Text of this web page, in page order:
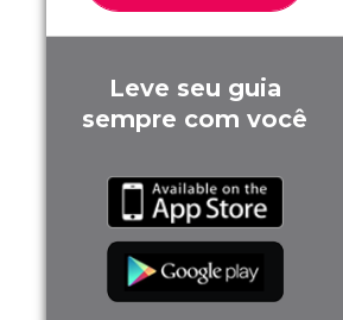
Leve seu guia
sempre com você